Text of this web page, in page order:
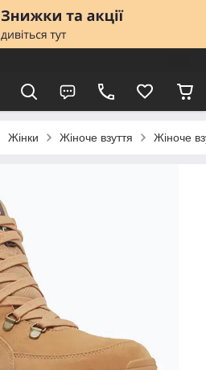
Жінки Жіноче взуття Жіноче